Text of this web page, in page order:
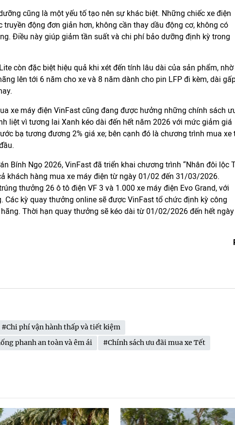
cũng là một yếu tố tạo nên sự khác biệt. Những chiếc xe điện
truyền động đơn giản hơn, không cần thay dầu động cơ, không có
Điều này giúp giảm tần suất và chi phí bảo dưỡng định kỳ trong
còn đặc biệt hiệu quả khi xét đến tính lâu dài của sản phẩm, nhờ
lên tới 6 năm cho xe và 8 năm dành cho pin LFP đi kèm, dài
xe máy điện VinFast cũng đang được hưởng những chính sách
liệt vì tương lai Xanh kéo dài đến hết năm 2026 với mức giảm giá
bạ tương đương 2% giá xe; bên cạnh đó là chương trình mua xe
Bính Ngọ 2026, VinFast đã triển khai chương trình “Nhân đôi lộc
khách hàng mua xe máy điện từ ngày 01/02 đến 31/03/2026.
thưởng 26 ô tô điện VF 3 và 1.000 xe máy điện Evo Grand, với
Các kỳ quay thưởng online sẽ được VinFast tổ chức định kỳ công
Thời hạn quay thưởng sẽ kéo dài từ 01/02/2026 đến hết ngày
#Chi phí vận hành thấp và tiết kiệm
phanh an toàn và êm ái
#Chính sách ưu đãi mua xe Tết